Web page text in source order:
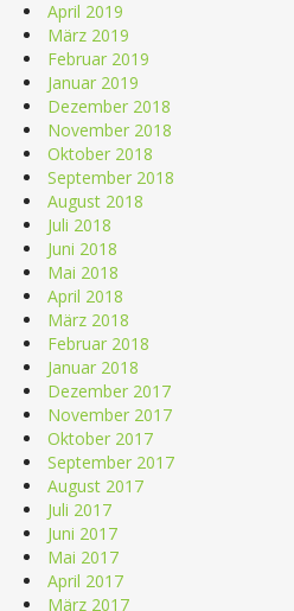
April 2019
März 2019
Februar 2019
Januar 2019
Dezember 2018
November 2018
Oktober 2018
September 2018
August 2018
Juli 2018
Juni 2018
Mai 2018
April 2018
März 2018
Februar 2018
Januar 2018
Dezember 2017
November 2017
Oktober 2017
September 2017
August 2017
Juli 2017
Juni 2017
Mai 2017
April 2017
März 2017